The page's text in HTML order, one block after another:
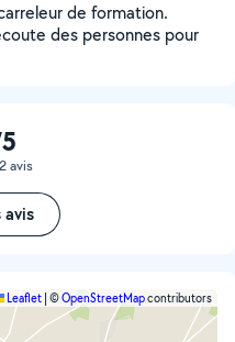
de formation.
des personnes pour
avis
avis
Leaflet ©OpenStreetMapcontributors